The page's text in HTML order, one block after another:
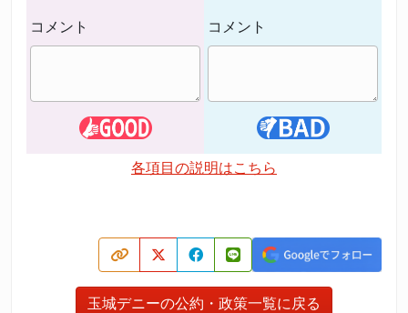
コメント コメント
各項目の説明はこちら
玉城デニーの公約・政策一覧に戻る